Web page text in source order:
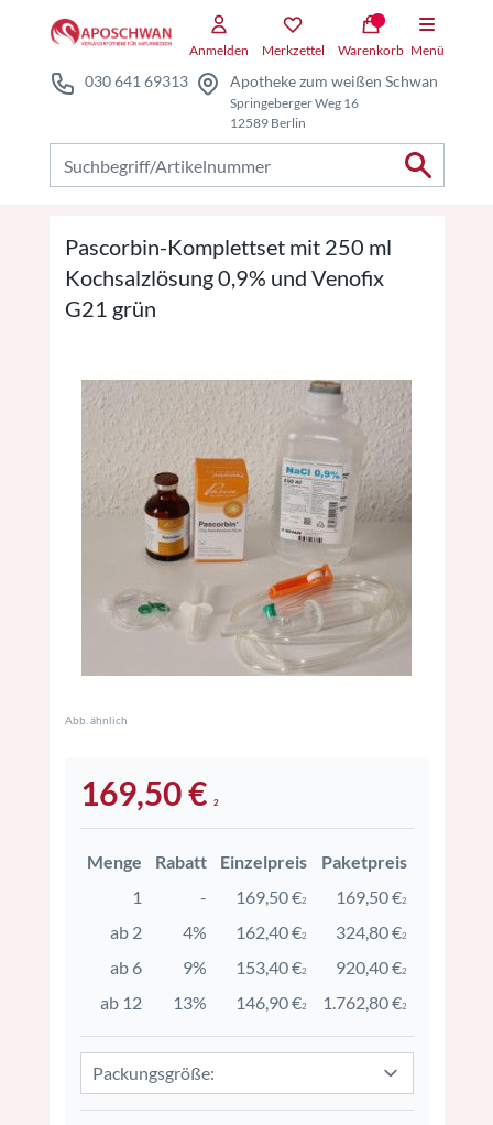
Anmelden Merkzettel Warenkorb Menü
030 641 69313 Apotheke zum weißen Schwan
Springeberger Weg 16
12589 Berlin
Pascorbin-Komplettset mit 250 ml
Kochsalzlösung 0,9% und Venofix
G21 grün
Abb. ähnlich
169,50 € 2
Menge Rabatt Einzelpreis
Paketpreis
1
- 169,50 €2 169,50 €2
ab 2 4% 162,40 €2 324,80 €2
ab 6 9% 153,40 €2 920,40 €2
ab 12 13% 146,90 €2 1.762,80 €2
Packungsgröße: